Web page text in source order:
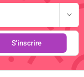
S'inscrire